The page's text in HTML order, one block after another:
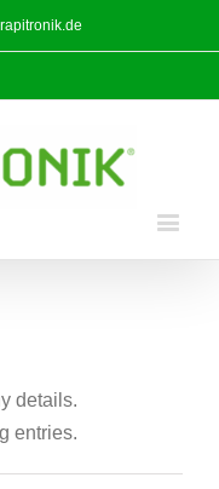
details.
entries.